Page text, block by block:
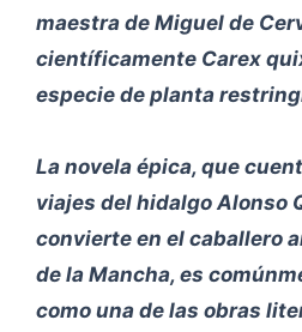
maestra de Miguel de
científicamente Carex
especie de planta
La novela épica, que
viajes del hidalgo Alonso
convierte en el caballero
de la Mancha, es
como una de las obras